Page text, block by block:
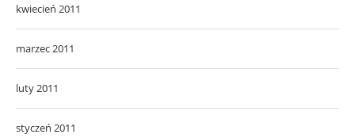
kwiecień 2011
marzec 2011
luty 2011
styczeń 2011